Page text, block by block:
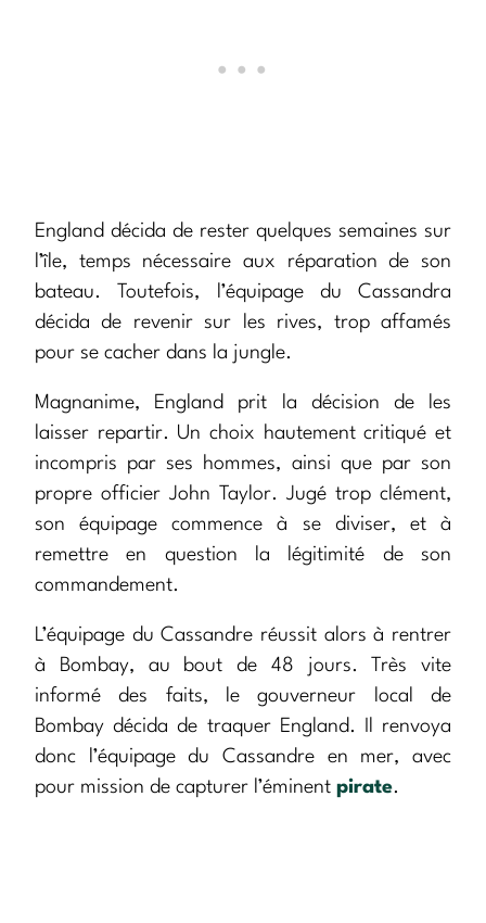
England décida de rester quelques semaines sur
l’île, temps nécessaire aux réparation de son
bateau. Toutefois, l’équipage du Cassandra
décida de revenir sur les rives, trop affamés
pour se cacher dans la jungle.
Magnanime, England prit la décision de les
laisser repartir. Un choix hautement critiqué et
incompris par ses hommes, ainsi que par son
propre officier John Taylor. Jugé trop clément,
son équipage commence à se diviser, et à
remettre en question la légitimité de son
commandement.
L’équipage du Cassandre réussit alors à rentrer
à Bombay, au bout de 48 jours. Très vite
informé des faits, le gouverneur local de
Bombay décida de traquer England. Il renvoya
donc l’équipage du Cassandre en mer, avec
pour mission de capturer l’éminent pirate.